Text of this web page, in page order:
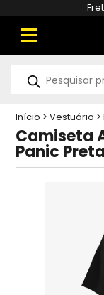
produtos
Início >Vestuário >
Masculinas
Camiseta
Panic Preta